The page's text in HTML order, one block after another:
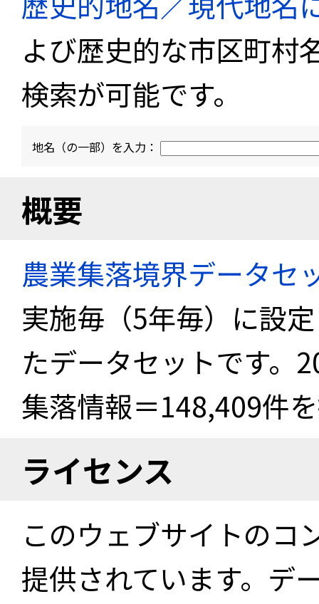
よび歴史的な市区町村
検索が可能です。
地名（の一部）を入力：
概要
農業集落境界データセ
実施毎（5年毎）に設
たデータセットです。
集落情報＝148,409件
ライセンス
このウェブサイトのコ
提供されています。デ